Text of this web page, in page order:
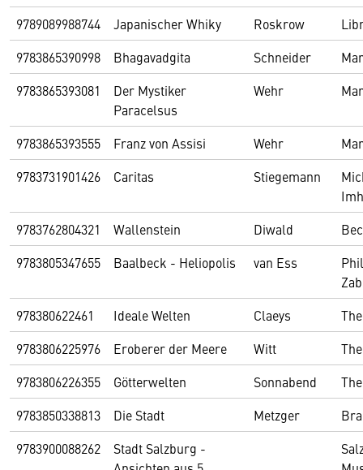
9789089988744 Japanischer Whiky Roskrow
9783865390998
Bhagavadgita Schneider
9783865393081
Der Mystiker
Paracelsus
Wehr
9783865393555 Franz von Assisi Wehr
9783731901426
Caritas Stiegemann
9783762804321
Wallenstein Diwald
9783805347655
Baalbeck - Heliopolis van Ess
978380622461
Ideale Welten Claeys
9783806225976
Eroberer der Meere Witt
9783806226355
Götterwelten Sonnabend
9783850338813
Die Stadt Metzger
9783900088262
Stadt Salzburg -